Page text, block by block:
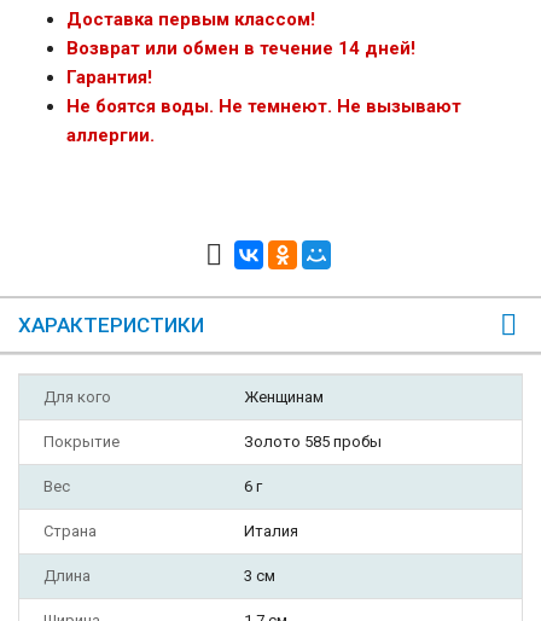
Доставка первым классом!
Возврат или обмен в течение 14 дней!
Гарантия!
Не боятся воды. Не темнеют. Не вызывают
аллергии.
ХАРАКТЕРИСТИКИ
Для кого Женщинам
Покрытие Золото 585 пробы
Вес 6 г
Страна Италия
Длина 3 см